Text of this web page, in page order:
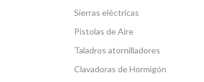
Sierras eléctricas
Pistolas de Aire
Taladros atornilladores
Clavadoras de Hormigón